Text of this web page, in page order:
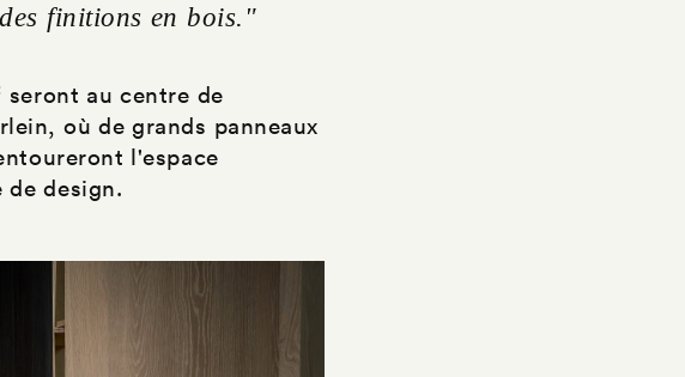
finitions en bois."
au centre de
où de grands panneaux
l'espace
design.